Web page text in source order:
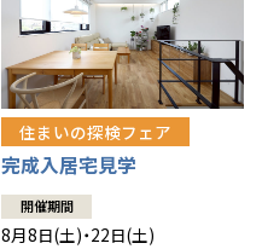
住まいの探検フェア
完成入居宅見学
開催期間
8月8日(土)・22日(土)